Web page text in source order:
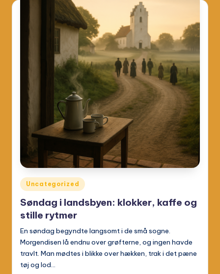
Posted
in
Uncategorized
Søndag i landsbyen: klokker, kaffe og
stille rytmer
En søndag begyndte langsomt i de små sogne.
Morgendisen lå endnu over grøfterne, og ingen havde
travlt. Man mødtes i blikke over hækken, trak i det pæne
tøj og lod…